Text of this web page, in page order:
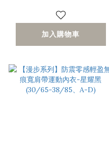
加入購物車